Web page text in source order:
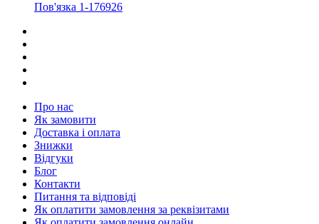
Пов'язка 1-176926
Про нас
Як замовити
Доставка і оплата
Знижки
Відгуки
Блог
Контакти
Питання та відповіді
Як оплатити замовлення за реквізитами